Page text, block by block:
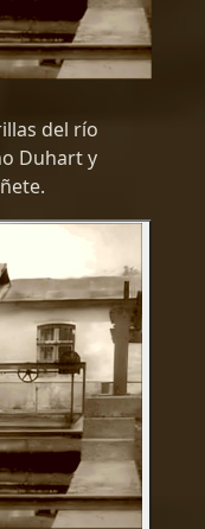
del río
Duhart y